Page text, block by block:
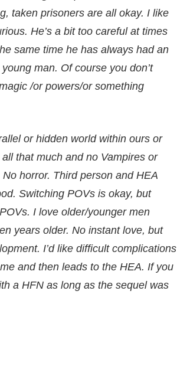
taken prisoners are all okay. I like
He’s a bit too careful at times
same time he has always had an
man. Of course you don’t
/or powers/or something
or hidden world within ours or
that much and no Vampires or
horror. Third person and HEA
Switching POVs is okay, but
I love older/younger men
years older. No instant love, but
I’d like difficult complications
and then leads to the HEA. If you
a HFN as long as the sequel was